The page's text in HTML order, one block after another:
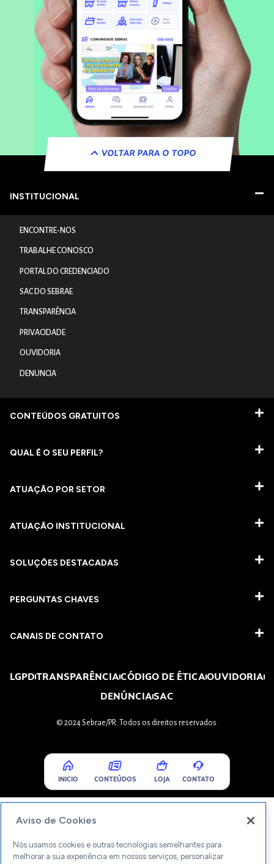
VOLTAR PARA O TOPO
INSTITUCIONAL
ENCONTRE-NOS
TRABALHE CONOSCO
PORTAL DO CREDENCIADO
SAC DO SEBRAE
TRANSPARÊNCIA
PRIVACIDADE
OUVIDORIA
DENUNCIA
CONTEÚDOS GRATUITOS
QUAL É O SEU PERFIL?
ATUAÇÃO POR SETOR
ATUAÇÃO INSTITUCIONAL
SOLUÇÕES DESTACADAS
PERGUNTAS CHAVES​
CANAIS DE CONTATO
LGPDTRANSPARÊNCIACÓDIGO DE ÉTICAOUVIDORIA
DENÚNCIASAC
© 2024 Sebrae/PR. Todos os direitos reservados.
INICIO CONTEÚDOS LOJA CONTATO
Aviso de Cookies
Nós usamos cookies e outras tecnologias semelhantes para
melhorar a sua experiência em nossos serviços, personalizar